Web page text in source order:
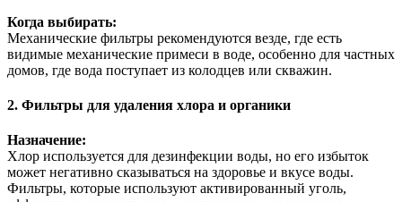
Когда выбирать:
Механические фильтры рекомендуются везде, где есть
видимые механические примеси в воде, особенно для частных
домов, где вода поступает из колодцев или скважин.
2. Фильтры для удаления хлора и органики
Назначение:
Хлор используется для дезинфекции воды, но его избыток
может негативно сказываться на здоровье и вкусе воды.
Фильтры, которые используют активированный уголь,